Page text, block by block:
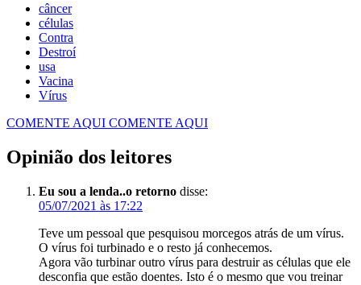
câncer
células
Contra
Destroí
usa
Vacina
Vírus
COMENTE AQUI COMENTE AQUI
Opinião dos leitores
Eu sou a lenda..o retorno disse:
05/07/2021 às 17:22
Teve um pessoal que pesquisou morcegos atrás de um vírus.
O vírus foi turbinado e o resto já conhecemos.
Agora vão turbinar outro vírus para destruir as células que ele
desconfia que estão doentes. Isto é o mesmo que vou treinar